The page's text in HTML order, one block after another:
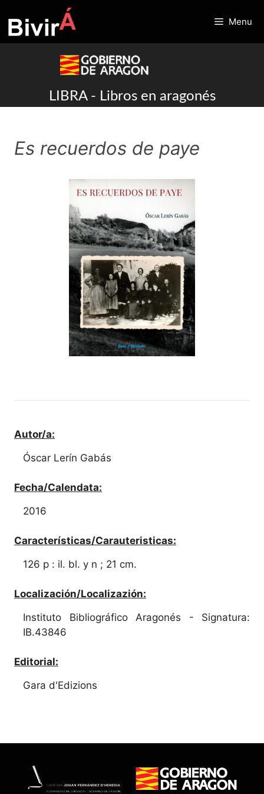
to
content
Menu
LIBRA - Libros en aragonés
Es recuerdos de paye
Autor/a:
Óscar Lerín Gabás
Fecha/Calendata:
2016
Características/Carauteristicas:
126 p : il. bl. y n ; 21 cm.
Localización/Localizazión:
Instituto Bibliográfico Aragonés - Signatura:
IB.43846
Editorial:
Gara d'Edizions